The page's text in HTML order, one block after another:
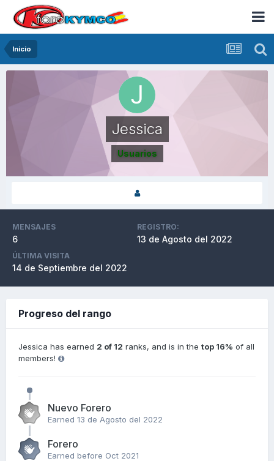
Inicio
Jessica
Usuarios
MENSAJES
6
REGISTRO:
13 de Agosto del 2022
ÚLTIMA VISITA
14 de Septiembre del 2022
Progreso del rango
Jessica has earned 2 of 12 ranks, and is in the top 16% of all
members!
Nuevo Forero
Earned 13 de Agosto del 2022
Forero
Earned before Oct 2021